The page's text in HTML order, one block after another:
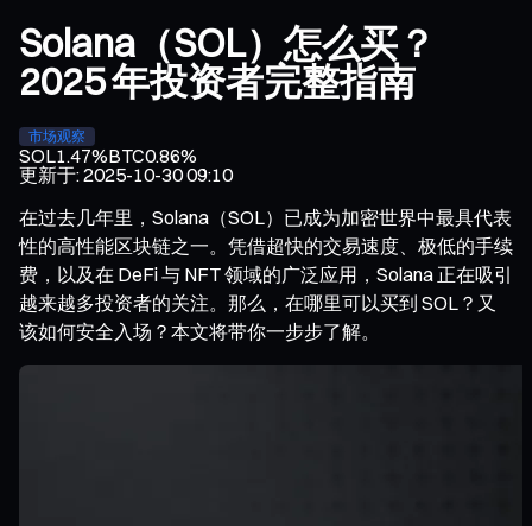
Solana（SOL）怎么买？
2025 年投资者完整指南
市场观察
SOL1.47%BTC0.86%
更新于:2025-10-30 09:10
在过去几年里，Solana（SOL）已成为加密世界中最具代表
性的高性能区块链之一。凭借超快的交易速度、极低的手续
费，以及在 DeFi 与 NFT 领域的广泛应用，Solana 正在吸引
越来越多投资者的关注。那么，在哪里可以买到 SOL？又
该如何安全入场？本文将带你一步步了解。